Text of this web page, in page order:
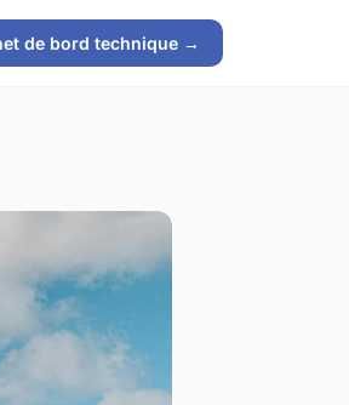
de bord technique →